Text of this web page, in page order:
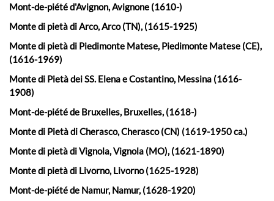
Mont-de-piété d'Avignon, Avignone (1610-)
Monte di pietà di Arco, Arco (TN), (1615-1925)
Monte di pietà di Piedimonte Matese, Piedimonte Matese (CE),
(1616-1969)
Monte di Pietà dei SS. Elena e Costantino, Messina (1616-
1908)
Mont-de-piété de Bruxelles, Bruxelles, (1618-)
Monte di Pietà di Cherasco, Cherasco (CN) (1619-1950 ca.)
Monte di pietà di Vignola, Vignola (MO), (1621-1890)
Monte di pietà di Livorno, Livorno (1625-1928)
Mont-de-piété de Namur, Namur, (1628-1920)